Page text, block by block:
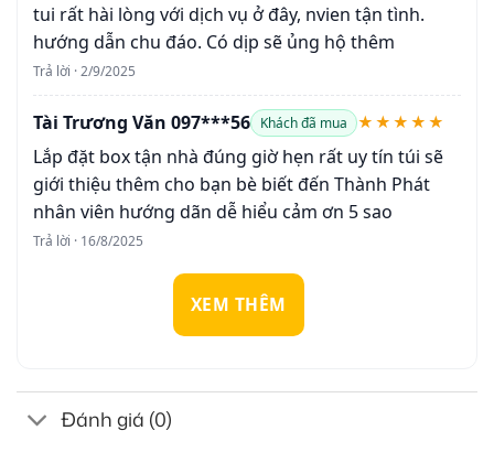
tui rất hài lòng với dịch vụ ở đây, nvien tận tình.
hướng dẫn chu đáo. Có dịp sẽ ủng hộ thêm
Trả lời · 2/9/2025
Tài Trương Văn 097***56 Khách đã mua ★★★★★
Lắp đặt box tận nhà đúng giờ hẹn rất uy tín túi sẽ
giới thiệu thêm cho bạn bè biết đến Thành Phát
nhân viên hướng dãn dễ hiểu cảm ơn 5 sao
Trả lời · 16/8/2025
XEM THÊM
Đánh giá (0)